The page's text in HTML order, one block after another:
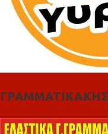
ΓΡΑΜΜΑΤΙΚΑΚΗΣ